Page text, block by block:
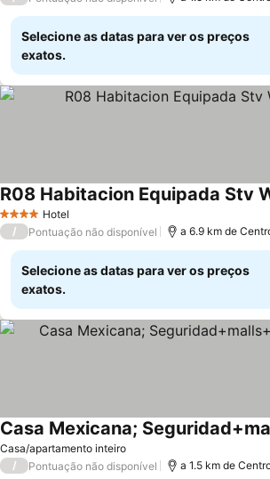
Selecione as datas para ver os preços
exatos.
4 EstrelasHotel
R08 Habitacion Equipada Stv
/ Pontuação não disponível a 6.9 km de
Selecione as datas para ver os preços
exatos.
Casa/apartamento inteiro
/ Pontuação não disponível a 1.5 km de